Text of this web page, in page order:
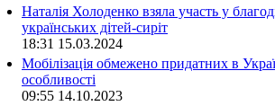
Наталія Холоденко взяла участь у
українських дітей-сиріт
18:31 15.03.2024
Мобілізація обмежено придатних в
особливості
09:55 14.10.2023